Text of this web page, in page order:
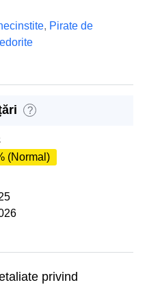
, Pirate de
?
(Normal)
privind